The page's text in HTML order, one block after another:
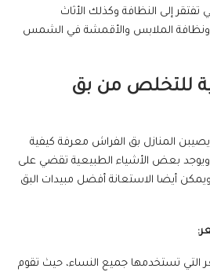
تفتقر إلى النظافة وكذلك الأثاث
ونظافة الملابس والأقمشة في الشمس
للتخلص من بق
يصيبن المنازل بق الفراش معرفة كيفية
ويوجد بعض الأشياء الطبيعية تقضي على
أيضا الاستعانة أفضل مبيدات البق
تستخدمها جميع النساء، حيث تقوم